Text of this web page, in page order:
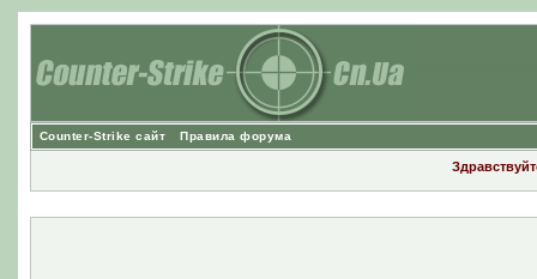
Counter-Strike сайт Правила форума